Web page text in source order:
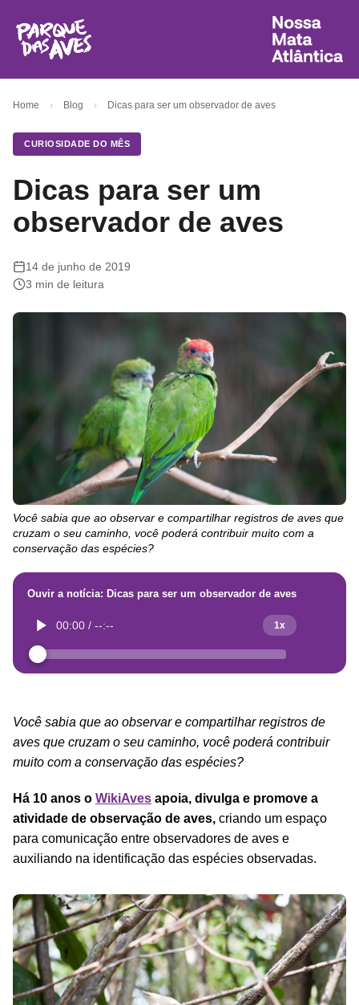
Home › Blog › Dicas para ser um observador de aves
CURIOSIDADE DO MÊS
Dicas para ser um
observador de aves
14 de junho de 2019
3 min de leitura
Você sabia que ao observar e compartilhar registros de aves que
cruzam o seu caminho, você poderá contribuir muito com a
conservação das espécies?
Ouvir a notícia: Dicas para ser um observador de aves
00:00 / --:-- 1x
Você sabia que ao observar e compartilhar registros de
aves que cruzam o seu caminho, você poderá contribuir
muito com a conservação das espécies?
Há 10 anos o WikiAves apoia, divulga e promove a
atividade de observação de aves, criando um espaço
para comunicação entre observadores de aves e
auxiliando na identificação das espécies observadas.